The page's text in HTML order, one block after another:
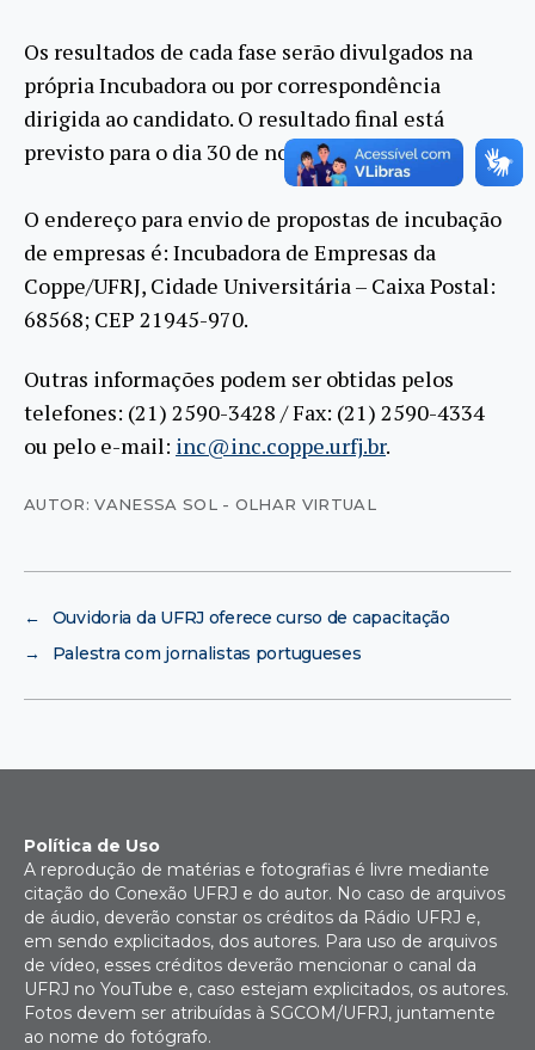
Os resultados de cada fase serão divulgados na
própria Incubadora ou por correspondência
dirigida ao candidato. O resultado final está
previsto para o dia 30 de novembro de 2009.
O endereço para envio de propostas de incubação
de empresas é: Incubadora de Empresas da
Coppe/UFRJ, Cidade Universitária – Caixa Postal:
68568; CEP 21945-970.
Outras informações podem ser obtidas pelos
telefones: (21) 2590-3428 / Fax: (21) 2590-4334
ou pelo e-mail: inc@inc.coppe.urfj.br.
AUTOR: VANESSA SOL - OLHAR VIRTUAL
←
Ouvidoria da UFRJ oferece curso de capacitação
→
Palestra com jornalistas portugueses
Política de Uso
A reprodução de matérias e fotografias é livre mediante
citação do Conexão UFRJ e do autor. No caso de arquivos
de áudio, deverão constar os créditos da Rádio UFRJ e,
em sendo explicitados, dos autores. Para uso de arquivos
de vídeo, esses créditos deverão mencionar o canal da
UFRJ no YouTube e, caso estejam explicitados, os autores.
Fotos devem ser atribuídas à SGCOM/UFRJ, juntamente
ao nome do fotógrafo.